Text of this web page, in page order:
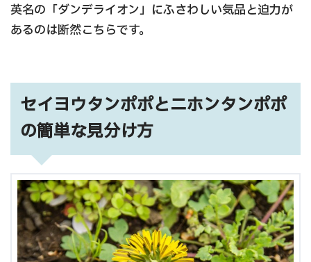
英名の「ダンデライオン」にふさわしい気品と迫力が
あるのは断然こちらです。
セイヨウタンポポとニホンタンポポ
の簡単な見分け方